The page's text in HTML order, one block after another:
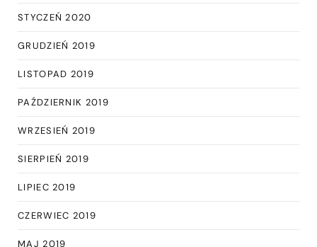
STYCZEŃ 2020
GRUDZIEŃ 2019
LISTOPAD 2019
PAŹDZIERNIK 2019
WRZESIEŃ 2019
SIERPIEŃ 2019
LIPIEC 2019
CZERWIEC 2019
MAJ 2019